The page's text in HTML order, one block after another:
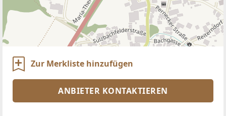
Zur Merkliste hinzufügen
ANBIETER KONTAKTIEREN